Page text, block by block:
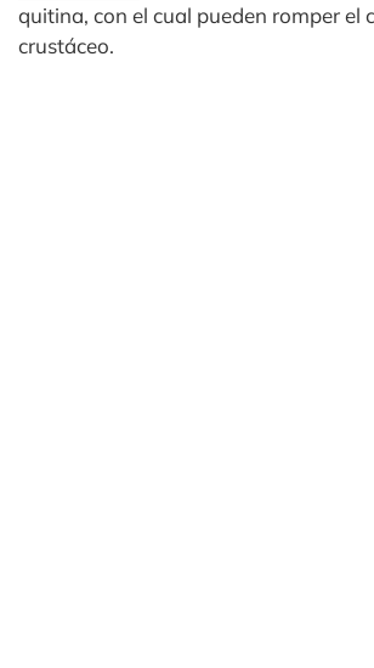
quitina, con el cual pueden romper el
crustáceo.